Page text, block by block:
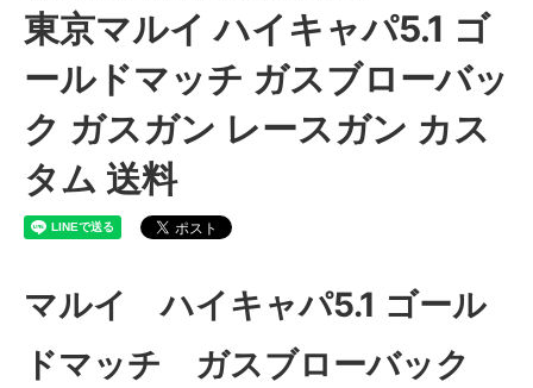
東京マルイ ハイキャパ5.1 ゴ
ールドマッチ ガスブローバッ
ク ガスガン レースガン カス
タム 送料
マルイ ハイキャパ5.1 ゴール
ドマッチ ガスブローバック